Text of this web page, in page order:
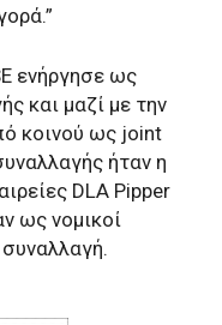
”
ενήργησε ως
και μαζί με την
κοινού ως joint
ήταν η
DLA Pipper
ως νομικοί